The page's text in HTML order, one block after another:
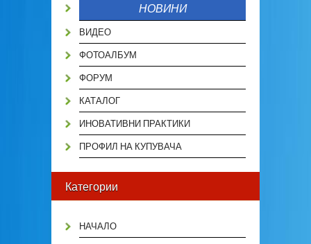
НОВИНИ
ВИДЕО
ФОТОАЛБУМ
ФОРУМ
КАТАЛОГ
ИНОВАТИВНИ ПРАКТИКИ
ПРОФИЛ НА КУПУВАЧА
Категории
НАЧАЛО